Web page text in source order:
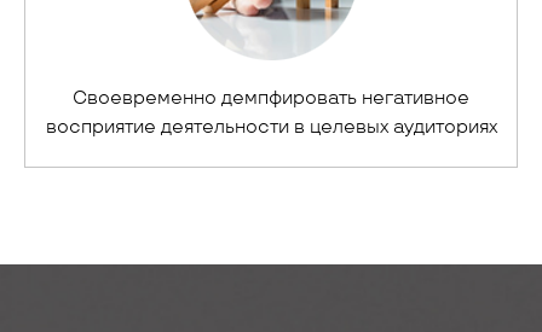
Своевременно демпфировать негативное
восприятие деятельности в целевых аудиториях